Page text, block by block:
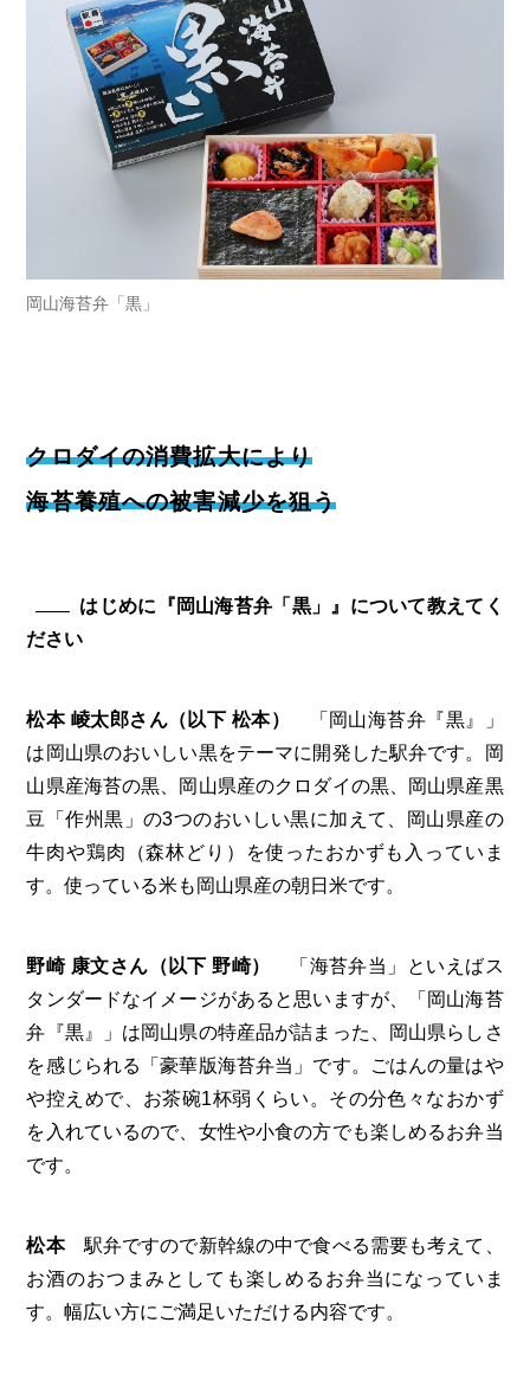
岡山海苔弁「黒」
クロダイの消費拡大により
海苔養殖への被害減少を狙う
はじめに『岡山海苔弁「黒」』について教えてく
ださい
松本 崚太郎さん（以下 松本）
「岡山海苔弁『黒』」
は岡山県のおいしい黒をテーマに開発した駅弁です。岡
山県産海苔の黒、岡山県産のクロダイの黒、岡山県産黒
豆「作州黒」の3つのおいしい黒に加えて、岡山県産の
牛肉や鶏肉（森林どり）を使ったおかずも入っていま
す。使っている米も岡山県産の朝日米です。
野崎 康文さん（以下 野崎）
「海苔弁当」といえばス
タンダードなイメージがあると思いますが、「岡山海苔
弁『黒』」は岡山県の特産品が詰まった、岡山県らしさ
を感じられる「豪華版海苔弁当」です。ごはんの量はや
や控えめで、お茶碗1杯弱くらい。その分色々なおかず
を入れているので、女性や小食の方でも楽しめるお弁当
です。
松本駅弁ですので新幹線の中で食べる需要も考えて、
お酒のおつまみとしても楽しめるお弁当になっていま
す。幅広い方にご満足いただける内容です。